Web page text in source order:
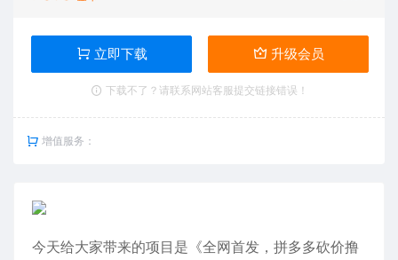
立即下载 升级会员
下载不了？请联系网站客服提交链接错误！
增值服务：
今天给大家带来的项目是《全网首发，拼多多砍价撸